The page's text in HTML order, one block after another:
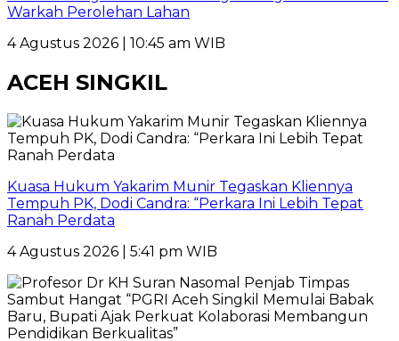
Warkah Perolehan Lahan
4 Agustus 2026 | 10:45 am WIB
ACEH SINGKIL
Kuasa Hukum Yakarim Munir Tegaskan Kliennya
Tempuh PK, Dodi Candra: “Perkara Ini Lebih Tepat
Ranah Perdata
4 Agustus 2026 | 5:41 pm WIB